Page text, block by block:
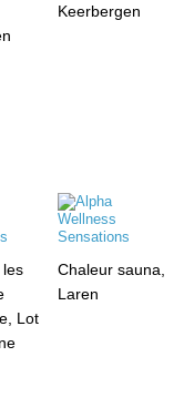
Keerbergen
les
Lot
Chaleur sauna,
Laren